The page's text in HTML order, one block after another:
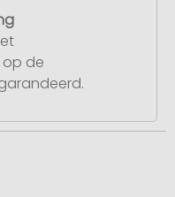
op de